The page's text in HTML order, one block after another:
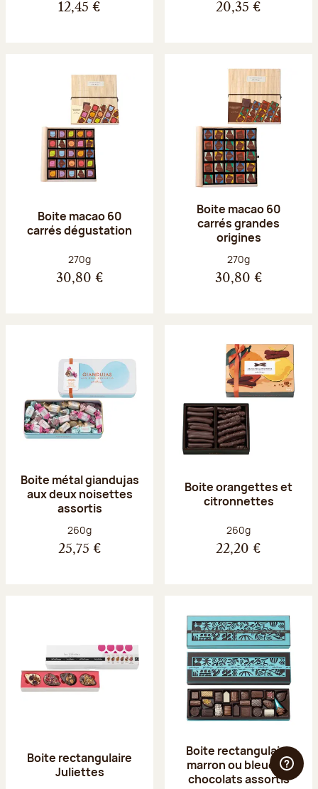
12,45 € 20,35 €
Boite macao 60
carrés dégustation
Poids net :
270g
30,80 €
Boite macao 60
carrés grandes
origines
Poids net :
270g
30,80 €
Boite métal giandujas
aux deux noisettes
assortis
Poids net :
260g
25,75 €
Boite orangettes et
citronnettes
Poids net :
260g
22,20 €
Boite rectangulaire
Juliettes
Boite rectangulaire
marron ou bleue 23
chocolats assortis